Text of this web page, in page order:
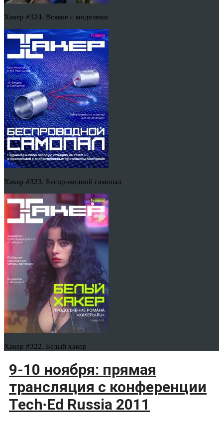
Хакер #324. Всякое с моделями
Хакер #323. Беспроводной самопал
Хакер #322. Белый хакер
9-10 ноября: прямая
трансляция с конференции
Tech∙Ed Russia 2011